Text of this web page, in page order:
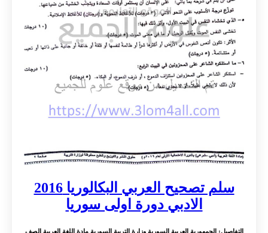
سلم تصحيح العربي البكالوريا 2016
الادبي دورة اولى سوريا
التفاصيل: الجمهورية العربية السورية وزارة التربية السورية مادة اللغة العربية الصف